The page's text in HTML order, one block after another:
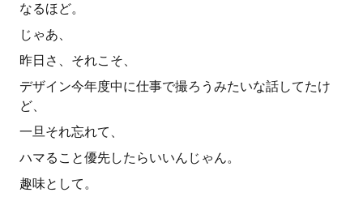
なるほど。
じゃあ、
昨日さ、それこそ、
デザイン今年度中に仕事で撮ろうみたいな話してたけ
ど、
一旦それ忘れて、
ハマること優先したらいいんじゃん。
趣味として。